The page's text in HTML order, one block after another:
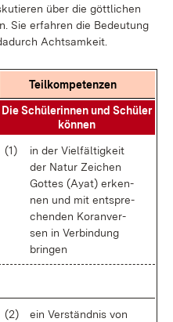
über die gött­li­chen
Sie er­fah­ren die Be­deu­tung
Acht­sam­keit.
Teil­kom­pe­ten­zen
Die Schü­le­rin­nen und Schü­ler
kön­nen
(1)
in der Viel­fäl­tig­keit
der Na­tur Zei­chen
Got­tes (Ayat) er­ken­
nen und mit ent­spre­
chen­den Ko­ran­ver­
sen in Ver­bin­dung
brin­gen
(2)
ein Ver­ständ­nis von